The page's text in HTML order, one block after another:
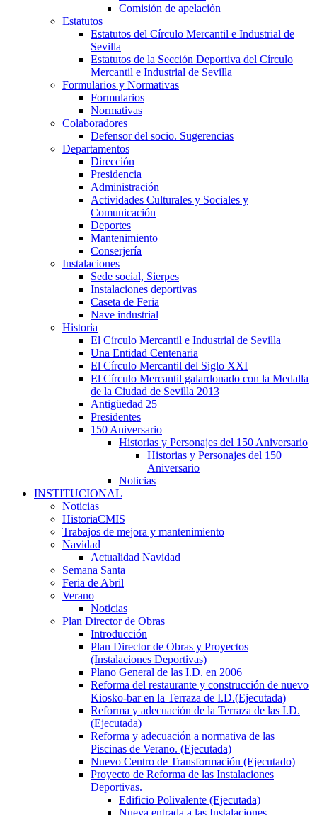
Comisión de apelación
Estatutos
Estatutos del Círculo Mercantil e Industrial de
Sevilla
Estatutos de la Sección Deportiva del Círculo
Mercantil e Industrial de Sevilla
Formularios y Normativas
Formularios
Normativas
Colaboradores
Defensor del socio. Sugerencias
Departamentos
Dirección
Presidencia
Administración
Actividades Culturales y Sociales y
Comunicación
Deportes
Mantenimiento
Conserjería
Instalaciones
Sede social, Sierpes
Instalaciones deportivas
Caseta de Feria
Nave industrial
Historia
El Círculo Mercantil e Industrial de Sevilla
Una Entidad Centenaria
El Círculo Mercantil del Siglo XXI
El Círculo Mercantil galardonado con la Medalla
de la Ciudad de Sevilla 2013
Antigüedad 25
Presidentes
150 Aniversario
Historias y Personajes del 150 Aniversario
Historias y Personajes del 150
Aniversario
Noticias
INSTITUCIONAL
Noticias
HistoriaCMIS
Trabajos de mejora y mantenimiento
Navidad
Actualidad Navidad
Semana Santa
Feria de Abril
Verano
Noticias
Plan Director de Obras
Introducción
Plan Director de Obras y Proyectos
(Instalaciones Deportivas)
Plano General de las I.D. en 2006
Reforma del restaurante y construcción de nuevo
Kiosko-bar en la Terraza de I.D.(Ejecutada)
Reforma y adecuación de la Terraza de las I.D.
(Ejecutada)
Reforma y adecuación a normativa de las
Piscinas de Verano. (Ejecutada)
Nuevo Centro de Transformación (Ejecutado)
Proyecto de Reforma de las Instalaciones
Deportivas.
Edificio Polivalente (Ejecutada)